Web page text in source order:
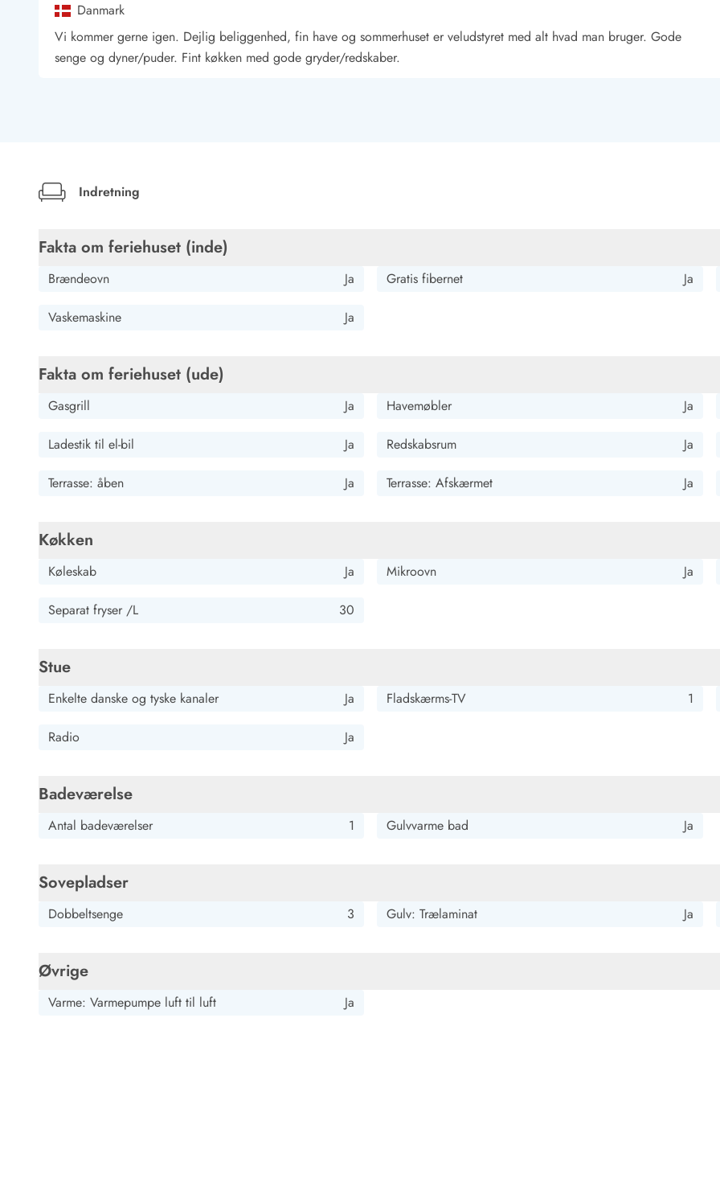
Vandski for hele familien
Sejlads langs Vestkysten
Kulturaktiviteter
Vikingetiden i Danmark
Kontakt, åbningstider og døgnvagt
Bæredygtighed
Nyhedsbrev
Sponsorater - Esmark støtter
Lejebetingelser
Danmark
Vi kommer gerne igen. Dejlig beliggenhed, fin have og sommerhuset er veludstyret med alt hvad man bruger. Gode
senge og dyner/puder. Fint køkken med gode gryder/redskaber.
Indretning
Fakta om feriehuset (inde)
Brændeovn Ja Gratis fibernet Ja
Vaskemaskine Ja
Fakta om feriehuset (ude)
Gasgrill Ja Havemøbler Ja
Ladestik til el-bil Ja Redskabsrum Ja
Terrasse: åben Ja Terrasse: Afskærmet Ja
Køkken
Køleskab Ja Mikroovn Ja
Separat fryser /L 30
Stue
Enkelte danske og tyske kanaler Ja Fladskærms-TV 1
Radio Ja
Badeværelse
Antal badeværelser 1 Gulvvarme bad Ja
Sovepladser
Dobbeltsenge 3 Gulv: Trælaminat Ja
Øvrige
Varme: Varmepumpe luft til luft Ja